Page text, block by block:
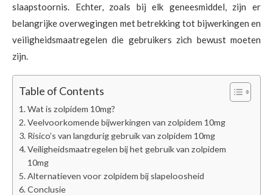
slaapstoornis. Echter, zoals bij elk geneesmiddel, zijn er
belangrijke overwegingen met betrekking tot bijwerkingen en
veiligheidsmaatregelen die gebruikers zich bewust moeten
zijn.
Table of Contents
Wat is zolpidem 10mg?
Veelvoorkomende bijwerkingen van zolpidem 10mg
Risico’s van langdurig gebruik van zolpidem 10mg
Veiligheidsmaatregelen bij het gebruik van zolpidem
10mg
Alternatieven voor zolpidem bij slapeloosheid
Conclusie